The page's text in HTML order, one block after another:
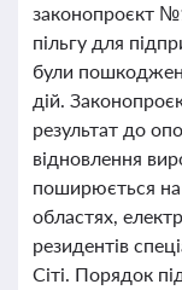
законопроєкт
пільгу для
були
дій.
результат до
відновлення
поширюється
областях,
резидентів
Сіті. Порядок